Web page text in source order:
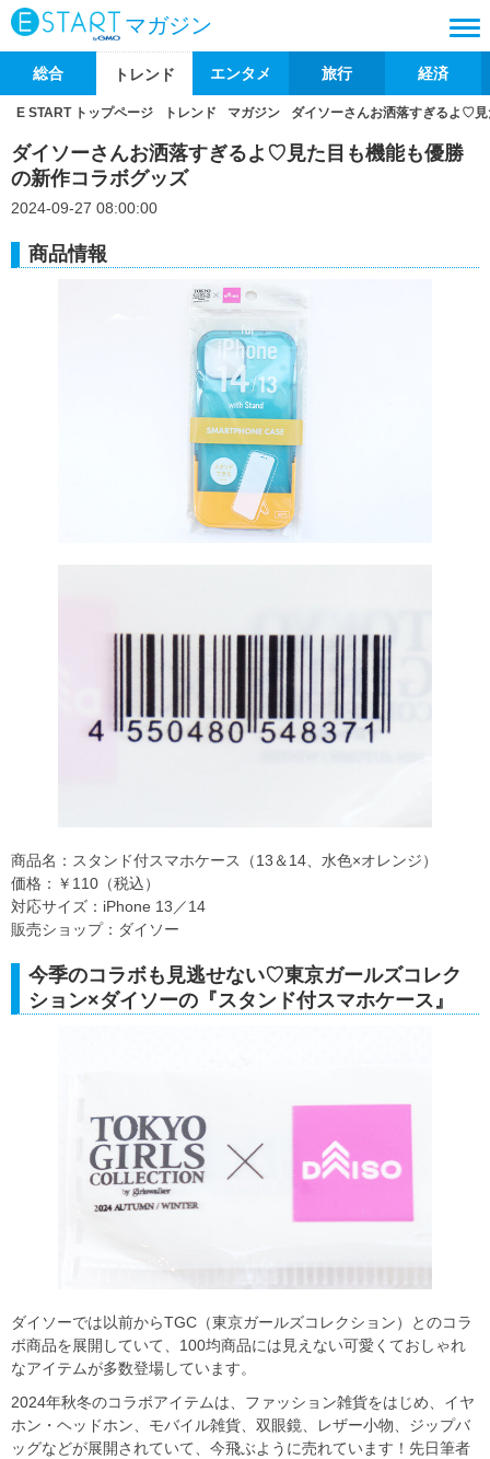
マガジン
総合 トレンド エンタメ 旅行 経済
E START トップページ トレンド マガジン ダイソーさんお洒落すぎるよ♡
ダイソーさんお洒落すぎるよ♡見た目も機能も優勝
の新作コラボグッズ
2024-09-27 08:00:00
商品情報
商品名：スタンド付スマホケース（13＆14、水色×オレンジ）
価格：￥110（税込）
対応サイズ：iPhone 13／14
販売ショップ：ダイソー
今季のコラボも見逃せない♡東京ガールズコレク
ション×ダイソーの『スタンド付スマホケース』
ダイソーでは以前からTGC（東京ガールズコレクション）とのコラ
ボ商品を展開していて、100均商品には見えない可愛くておしゃれ
なアイテムが多数登場しています。
2024年秋冬のコラボアイテムは、ファッション雑貨をはじめ、イヤ
ホン・ヘッドホン、モバイル雑貨、双眼鏡、レザー小物、ジップバ
ッグなどが展開されていて、今飛ぶように売れています！先日筆者